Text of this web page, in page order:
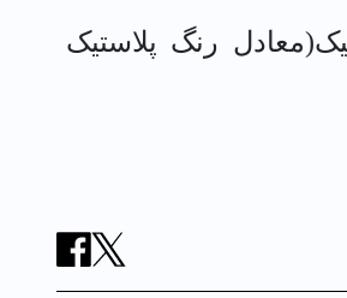
رنگ پلاستیک